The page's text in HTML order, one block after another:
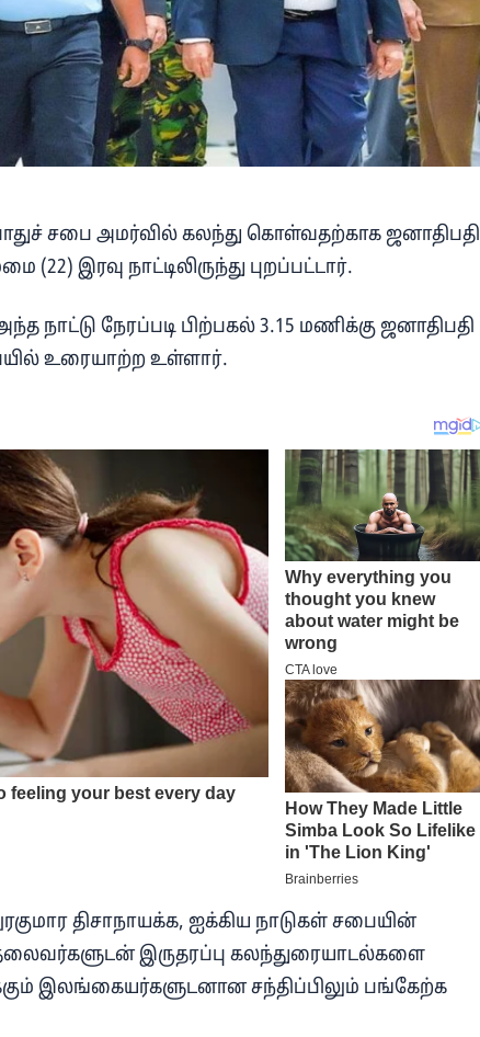
சபை அமர்வில் கலந்து கொள்வதற்காக ஜனாதிபதி
இரவு நாட்டிலிருந்து புறப்பட்டார்.
நாட்டு நேரப்படி பிற்பகல் 3.15 மணிக்கு ஜனாதிபதி
உரையாற்ற உள்ளார்.
திசாநாயக்க, ஐக்கிய நாடுகள் சபையின்
இருதரப்பு கலந்துரையாடல்களை
இலங்கையர்களுடனான சந்திப்பிலும் பங்கேற்க